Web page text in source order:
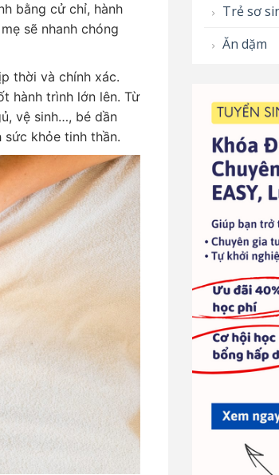
bằng cử chỉ, hành
sẽ nhanh chóng
thời và chính xác.
hành trình lớn lên. Từ
vệ sinh…, bé dần
khỏe tinh thần.
Trẻ sơ
Ăn dặm